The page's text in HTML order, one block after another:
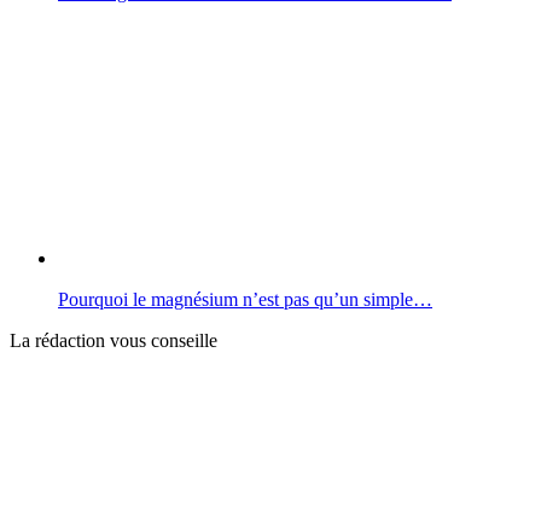
Pourquoi le magnésium n’est pas qu’un simple…
La rédaction vous conseille